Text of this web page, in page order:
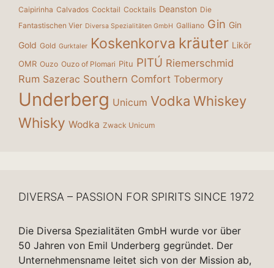
Caipirinha Calvados Cocktail Cocktails Deanston Die
Fantastischen Vier Diversa Spezialitäten GmbH Galliano Gin Gin
Gold Gold Gurktaler Koskenkorva kräuter Likör
OMR Ouzo Ouzo of Plomari Pitu PITÚ Riemerschmid
Rum Sazerac Southern Comfort Tobermory
Underberg Unicum Vodka Whiskey
Whisky Wodka Zwack Unicum
DIVERSA – PASSION FOR SPIRITS SINCE 1972
Die Diversa Spezialitäten GmbH wurde vor über
50 Jahren von Emil Underberg gegründet. Der
Unternehmensname leitet sich von der Mission ab,